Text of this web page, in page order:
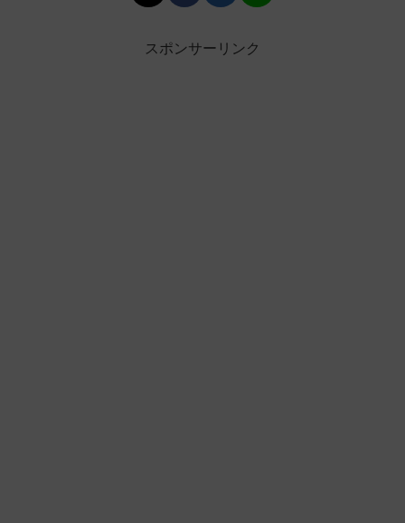
スポンサーリンク